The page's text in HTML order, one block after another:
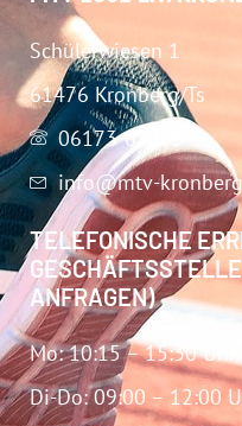
Schülerwiesen 1
61476 Kronberg/Ts
06173-67283
info@mtv-
TELEFONISCHE
ANFRAGEN)
Mo: 10:15 – 15:30 Uhr
Di-Do: 09:00 – 12:00